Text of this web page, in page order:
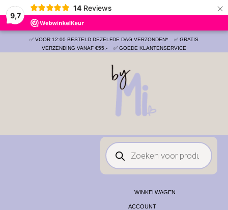
9,7
14 Reviews ×
✅ VOOR 12:00 BESTELD DEZELFDE DAG VERZONDEN* ✅ GRATIS
VERZENDING VANAF €55,- ✅ GOEDE KLANTENSERVICE
Producten
zoeken
WINKELWAGEN
ACCOUNT